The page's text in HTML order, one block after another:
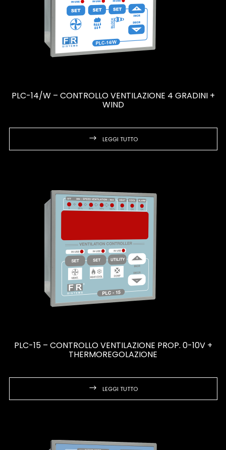
PLC-14/W – CONTROLLO VENTILAZIONE 4 GRADINI +
WIND
LEGGI TUTTO
PLC-15 – CONTROLLO VENTILAZIONE PROP. 0-10V +
THERMOREGOLAZIONE
LEGGI TUTTO